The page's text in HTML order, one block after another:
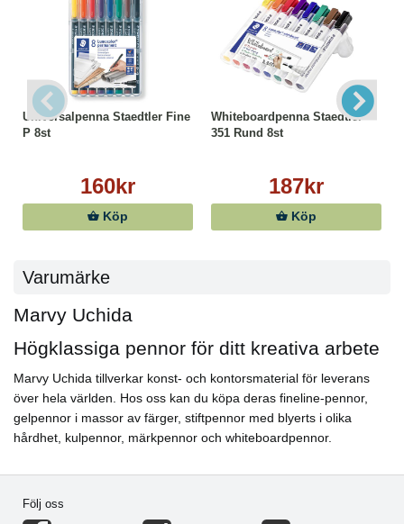
Universalpenna Staedtler Fine
P 8st
160kr
Köp
Whiteboardpenna Staedtler
351 Rund 8st
187kr
Köp
Varumärke
Marvy Uchida
Högklassiga pennor för ditt kreativa arbete
Marvy Uchida tillverkar konst- och kontorsmaterial för leverans
över hela världen. Hos oss kan du köpa deras fineline-pennor,
gelpennor i massor av färger, stiftpennor med blyerts i olika
hårdhet, kulpennor, märkpennor och whiteboardpennor.
Följ oss